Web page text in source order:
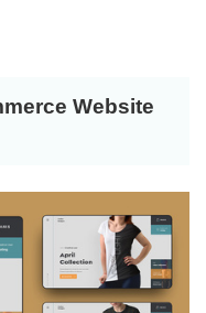
Website